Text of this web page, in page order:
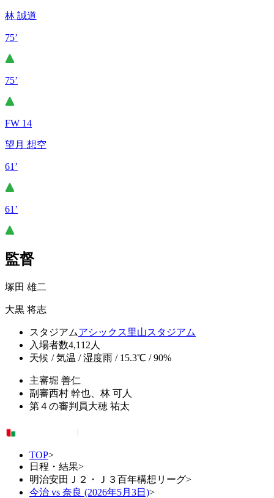
林 誠道
75’
75’
FW 14
望月 想空
61’
61’
監督
塚田 雄二
大黒 将志
スタジアムアシックス里山スタジアム
入場者数4,112人
天候 / 気温 / 湿度雨 / 15.3℃ / 90%
主審堀 善仁
副審西村 幹也、林 可人
第４の審判員大穂 祐太
TOP>
日程・結果>
明治安田Ｊ２・Ｊ３百年構想リーグ>
今治 vs 奈良 (2026年5月3日)>